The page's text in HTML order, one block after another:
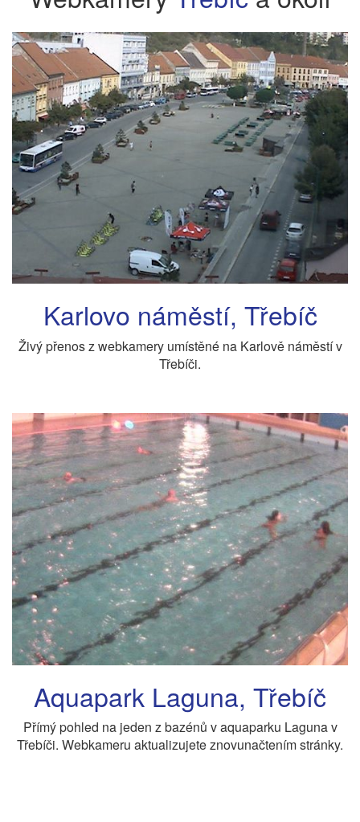
Karlovo náměstí, Třebíč
Živý přenos z webkamery umístěné na Karlově náměstí v
Třebíči.
Aquapark Laguna, Třebíč
Přímý pohled na jeden z bazénů v aquaparku Laguna v
Třebíči. Webkameru aktualizujete znovunačtením stránky.